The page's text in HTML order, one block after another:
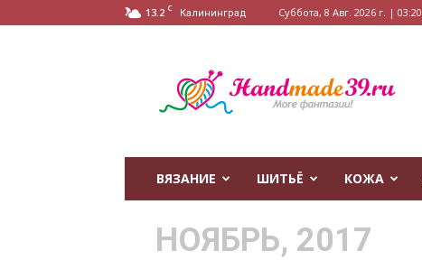
13.2 C Калининград Суббота, 8 Авг. 2026 г. | 03:20
ВЯЗАНИЕ ШИТЬЁ КОЖА
НОЯБРЬ, 2017